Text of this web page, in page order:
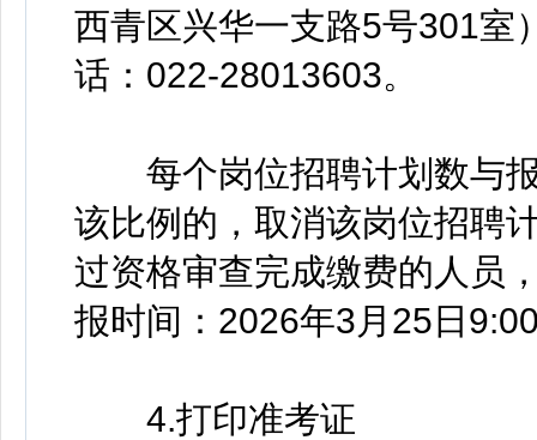
西青区兴华一支路5号301室
话：022-28013603。
每个岗位招聘计划数与报
该比例的，取消该岗位招聘
过资格审查完成缴费的人员
报时间：2026年3月25日
4.打印准考证